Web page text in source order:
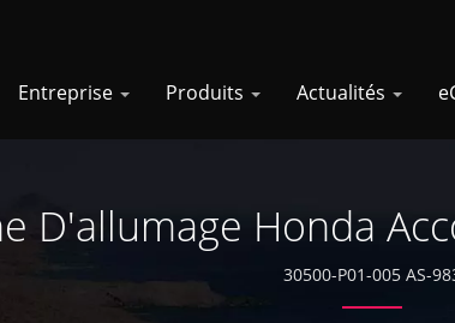
Entreprise Produits Actualités
D'allumage Honda
30500-P01-005 AS-